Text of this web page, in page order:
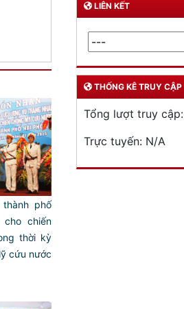
phố
chiến
thời kỳ
cứu nước
LIÊN KẾT
THỐNG KÊ TRUY CẬP
Tổng lượt truy cập:
Trực tuyến: N/A